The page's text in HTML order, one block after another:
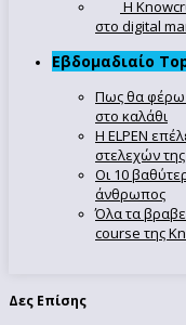
Η
στο digital
Εβδομαδιαίο
Πως θα φέρω
στο καλάθι
Η ELPEN
στελεχών
Οι 10
άνθρωπος
Όλα τα
course της
Δες Επίσης